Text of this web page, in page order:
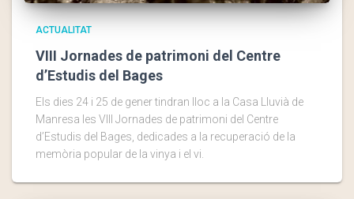
ACTUALITAT
VIII Jornades de patrimoni del Centre
d’Estudis del Bages
Els dies 24 i 25 de gener tindran lloc a la Casa Lluvià de
Manresa les VIII Jornades de patrimoni del Centre
d’Estudis del Bages, dedicades a la recuperació de la
memòria popular de la vinya i el vi.